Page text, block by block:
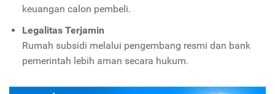
keuangan calon pembeli.
Legalitas Terjamin
Rumah subsidi melalui pengembang resmi dan bank
pemerintah lebih aman secara hukum.